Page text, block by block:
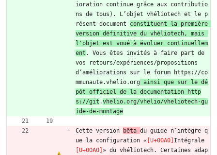
ioration continue grâce aux contributio
ns de tous). L’objet vhéliotech et le p
résent document constituent la première
version définitive du vhéliotech, mais
l'objet est voué à évoluer continuellem
ent . Vous êtes invités à faire part de
vos retours/expériences/propositions
d’améliorations sur le forum https://co
mmunaute.vhelio.org ainsi que sur le dé
pôt officiel de la documentation http
s://git .vhelio.org/vhelio/vheliotech-gu
ide-de-montage
Cette version bêta du guide n’intègre q
ue la configuration «
Intégrale
» du vhéliotech. Certaines adap